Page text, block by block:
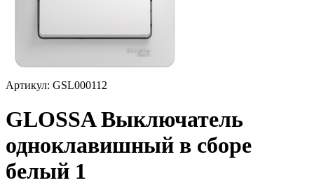
Артикул: GSL000112
GLOSSA Выключатель
одноклавишный в сборе
белый 1